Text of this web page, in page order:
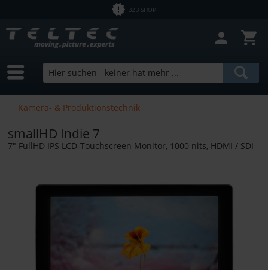
B2B SHOP
Kamera- & Produktionstechnik
smallHD Indie 7
7" FullHD IPS LCD-Touchscreen Monitor, 1000 nits, HDMI / SDI
Sofort lieferbar
Hersteller
von